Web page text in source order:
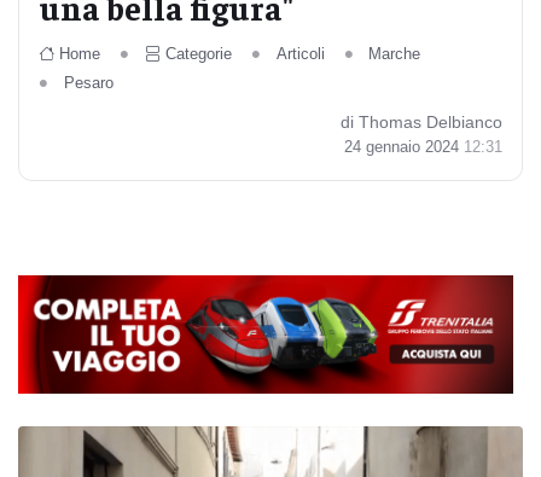
Home Categorie Articoli
Marche
Pesaro
di Thomas Delbianco
24 gennaio 2024 12:31